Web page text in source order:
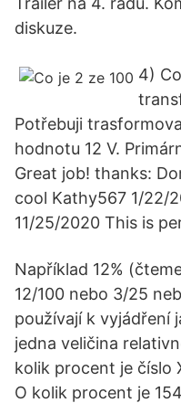
diskuze.
4)
Potřebuji
hodnotu 12 V.
Great job! thanks:
cool Kathy567 1/22/
11/25/2020 This is
Například 12%
12/100 nebo 3/25
používají k vyjádření
jedna veličina
kolik procent je číslo
O kolik procent je